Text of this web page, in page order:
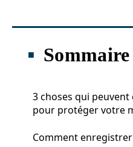
Sommaire
3 choses qui
pour protéger votre
Comment